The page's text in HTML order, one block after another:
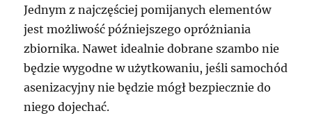
Jednym z najczęściej pomijanych elementów
jest możliwość późniejszego opróżniania
zbiornika. Nawet idealnie dobrane szambo nie
będzie wygodne w użytkowaniu, jeśli samochód
asenizacyjny nie będzie mógł bezpiecznie do
niego dojechać.